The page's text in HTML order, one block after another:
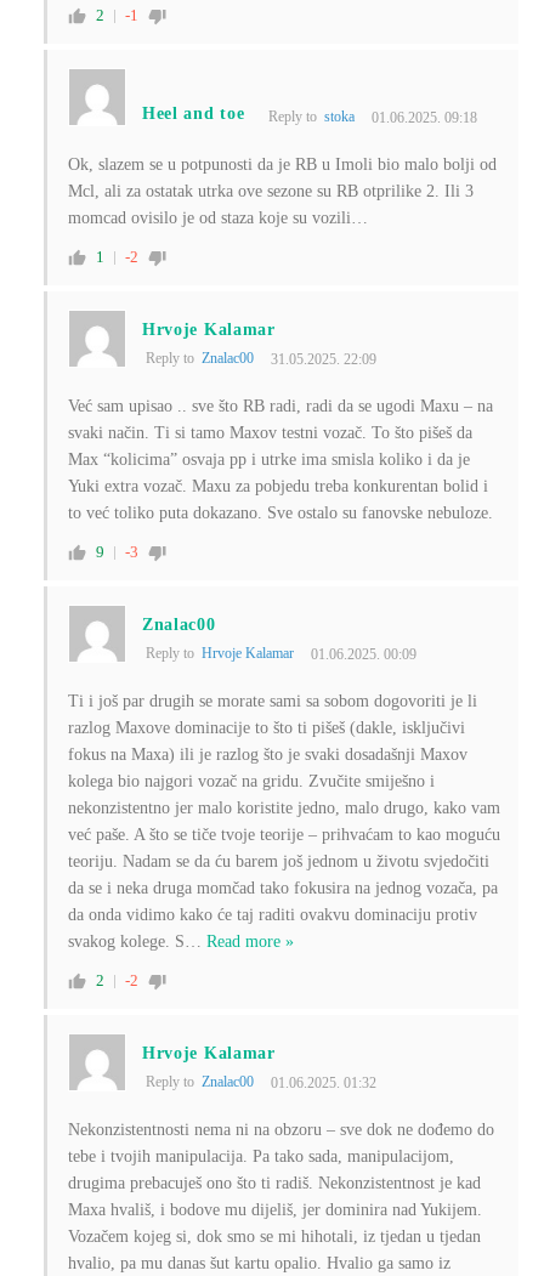
2 -1
Heel and toe Reply tostoka 01.06.2025. 09:18
Ok, slazem se u potpunosti da je RB u Imoli bio malo bolji od
Mcl, ali za ostatak utrka ove sezone su RB otprilike 2. Ili 3
momcad ovisilo je od staza koje su vozili…
1 -2
Hrvoje Kalamar
Reply to Znalac00 31.05.2025. 22:09
Već sam upisao .. sve što RB radi, radi da se ugodi Maxu – na
svaki način. Ti si tamo Maxov testni vozač. To što pišeš da
Max “kolicima” osvaja pp i utrke ima smisla koliko i da je
Yuki extra vozač. Maxu za pobjedu treba konkurentan bolid i
to već toliko puta dokazano. Sve ostalo su fanovske nebuloze.
9 -3
Znalac00
Reply to Hrvoje Kalamar 01.06.2025. 00:09
Ti i još par drugih se morate sami sa sobom dogovoriti je li
razlog Maxove dominacije to što ti pišeš (dakle, isključivi
fokus na Maxa) ili je razlog što je svaki dosadašnji Maxov
kolega bio najgori vozač na gridu. Zvučite smiješno i
nekonzistentno jer malo koristite jedno, malo drugo, kako vam
već paše. A što se tiče tvoje teorije – prihvaćam to kao moguću
teoriju. Nadam se da ću barem još jednom u životu svjedočiti
da se i neka druga momčad tako fokusira na jednog vozača, pa
da onda vidimo kako će taj raditi ovakvu dominaciju protiv
svakog kolege. S… Read more »
2 -2
Hrvoje Kalamar
Reply to Znalac00 01.06.2025. 01:32
Nekonzistentnosti nema ni na obzoru – sve dok ne dođemo do
tebe i tvojih manipulacija. Pa tako sada, manipulacijom,
drugima prebacuješ ono što ti radiš. Nekonzistentnost je kad
Maxa hvališ, i bodove mu dijeliš, jer dominira nad Yukijem.
Vozačem kojeg si, dok smo se mi hihotali, iz tjedan u tjedan
hvalio, pa mu danas šut kartu opalio. Hvalio ga samo iz